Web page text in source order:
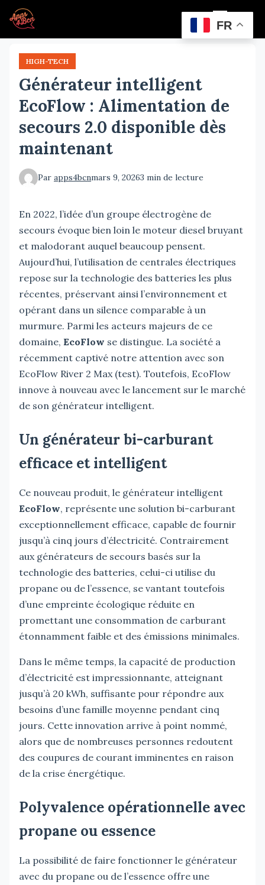
Aller
au
contenu
principal
HIGH-TECH
Générateur intelligent
EcoFlow : Alimentation de
secours 2.0 disponible dès
maintenant
Par apps4bcnmars 9, 20263 min de lecture
En 2022, l’idée d’un groupe électrogène de
secours évoque bien loin le moteur diesel bruyant
et malodorant auquel beaucoup pensent.
Aujourd’hui, l’utilisation de centrales électriques
repose sur la technologie des batteries les plus
récentes, préservant ainsi l’environnement et
opérant dans un silence comparable à un
murmure. Parmi les acteurs majeurs de ce
domaine, EcoFlow se distingue. La société a
récemment captivé notre attention avec son
EcoFlow River 2 Max (test). Toutefois, EcoFlow
innove à nouveau avec le lancement sur le marché
de son générateur intelligent.
Un générateur bi-carburant
efficace et intelligent
Ce nouveau produit, le générateur intelligent
EcoFlow, représente une solution bi-carburant
exceptionnellement efficace, capable de fournir
jusqu’à cinq jours d’électricité. Contrairement
aux générateurs de secours basés sur la
technologie des batteries, celui-ci utilise du
propane ou de l’essence, se vantant toutefois
d’une empreinte écologique réduite en
promettant une consommation de carburant
étonnamment faible et des émissions minimales.
Dans le même temps, la capacité de production
d’électricité est impressionnante, atteignant
jusqu’à 20 kWh, suffisante pour répondre aux
besoins d’une famille moyenne pendant cinq
jours. Cette innovation arrive à point nommé,
alors que de nombreuses personnes redoutent
des coupures de courant imminentes en raison
de la crise énergétique.
Polyvalence opérationnelle avec
propane ou essence
La possibilité de faire fonctionner le générateur
avec du propane ou de l’essence offre une
FR